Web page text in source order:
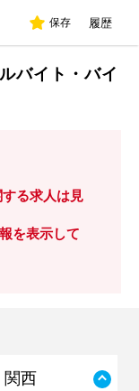
保存 履歴
バイト・バイ
する求人は見
を表示して
関西